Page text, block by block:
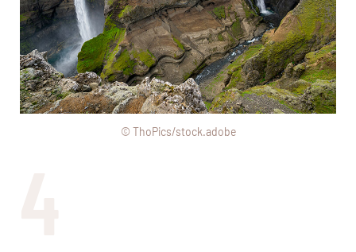
© ThoPics/stock.adobe